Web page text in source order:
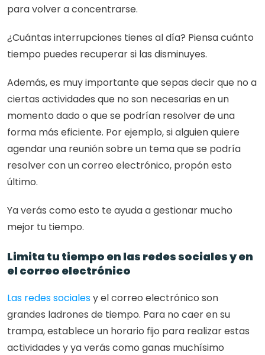
para volver a concentrarse.
¿Cuántas interrupciones tienes al día? Piensa cuánto
tiempo puedes recuperar si las disminuyes.
Además, es muy importante que sepas decir que no a
ciertas actividades que no son necesarias en un
momento dado o que se podrían resolver de una
forma más eficiente. Por ejemplo, si alguien quiere
agendar una reunión sobre un tema que se podría
resolver con un correo electrónico, propón esto
último.
Ya verás como esto te ayuda a gestionar mucho
mejor tu tiempo.
Limita tu tiempo en las redes sociales y en
el correo electrónico
Las redes sociales y el correo electrónico son
grandes ladrones de tiempo. Para no caer en su
trampa, establece un horario fijo para realizar estas
actividades y ya verás como ganas muchísimo